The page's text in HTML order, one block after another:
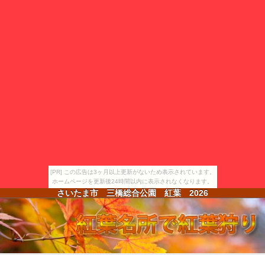
[PR] この広告は3ヶ月以上更新がないため表示されています。
ホームページを更新後24時間以内に表示されなくなります。
さいたま市 三橋総合公園 紅葉 2026